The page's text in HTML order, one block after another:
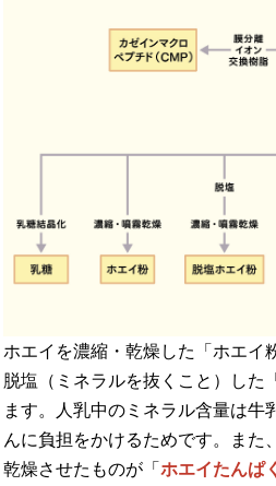
ホエイを濃縮・乾燥した「ホエイ
脱塩（ミネラルを抜くこと）した
ます。人乳中のミネラル含量は牛
んに負担をかけるためです。また
乾燥させたものが「 ホエイたんぱ